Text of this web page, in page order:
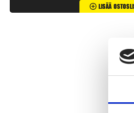
Lisää